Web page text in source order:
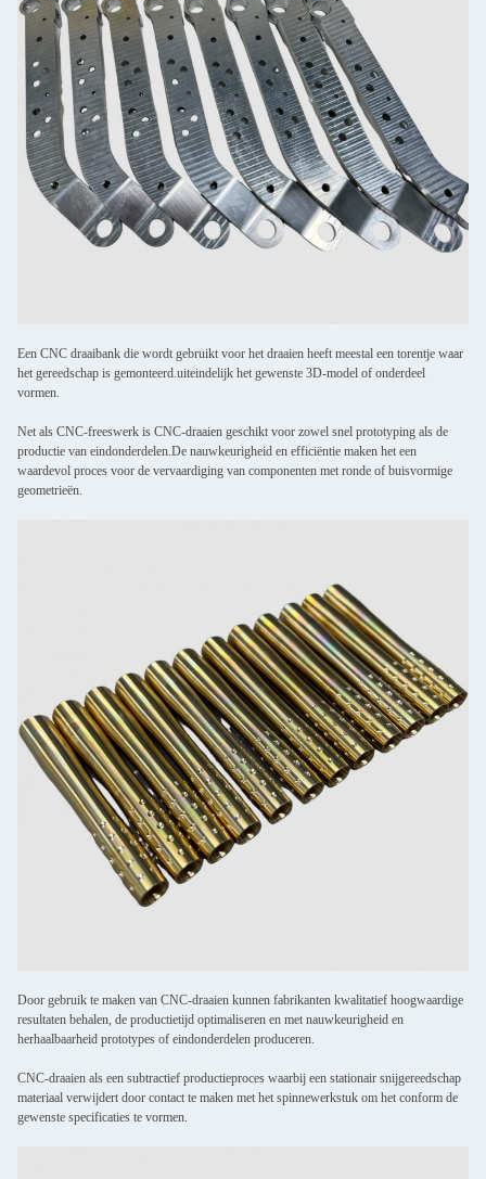
Een CNC draaibank die wordt gebruikt voor het draaien heeft meestal een torentje waar
het gereedschap is gemonteerd.uiteindelijk het gewenste 3D-model of onderdeel
vormen.
Net als CNC-freeswerk is CNC-draaien geschikt voor zowel snel prototyping als de
productie van eindonderdelen.De nauwkeurigheid en efficiëntie maken het een
waardevol proces voor de vervaardiging van componenten met ronde of buisvormige
geometrieën.
Door gebruik te maken van CNC-draaien kunnen fabrikanten kwalitatief hoogwaardige
resultaten behalen, de productietijd optimaliseren en met nauwkeurigheid en
herhaalbaarheid prototypes of eindonderdelen produceren.
CNC-draaien als een subtractief productieproces waarbij een stationair snijgereedschap
materiaal verwijdert door contact te maken met het spinnewerkstuk om het conform de
gewenste specificaties te vormen.